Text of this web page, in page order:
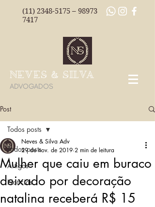
(11) 2348-5175 – 98973
7417
NEVES & SILVA
ADVOGADOS
Post
Todos posts
Artigos
Notícias
Todos posts
Mulher que caiu em buraco
deixado por decoração
natalina receberá R$ 15
Neves & Silva Adv
29 de nov. de 2019 2 min de leitura